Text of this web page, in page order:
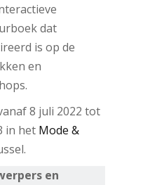
dat
is op de
en
8 juli 2022 tot
in het Mode &
en